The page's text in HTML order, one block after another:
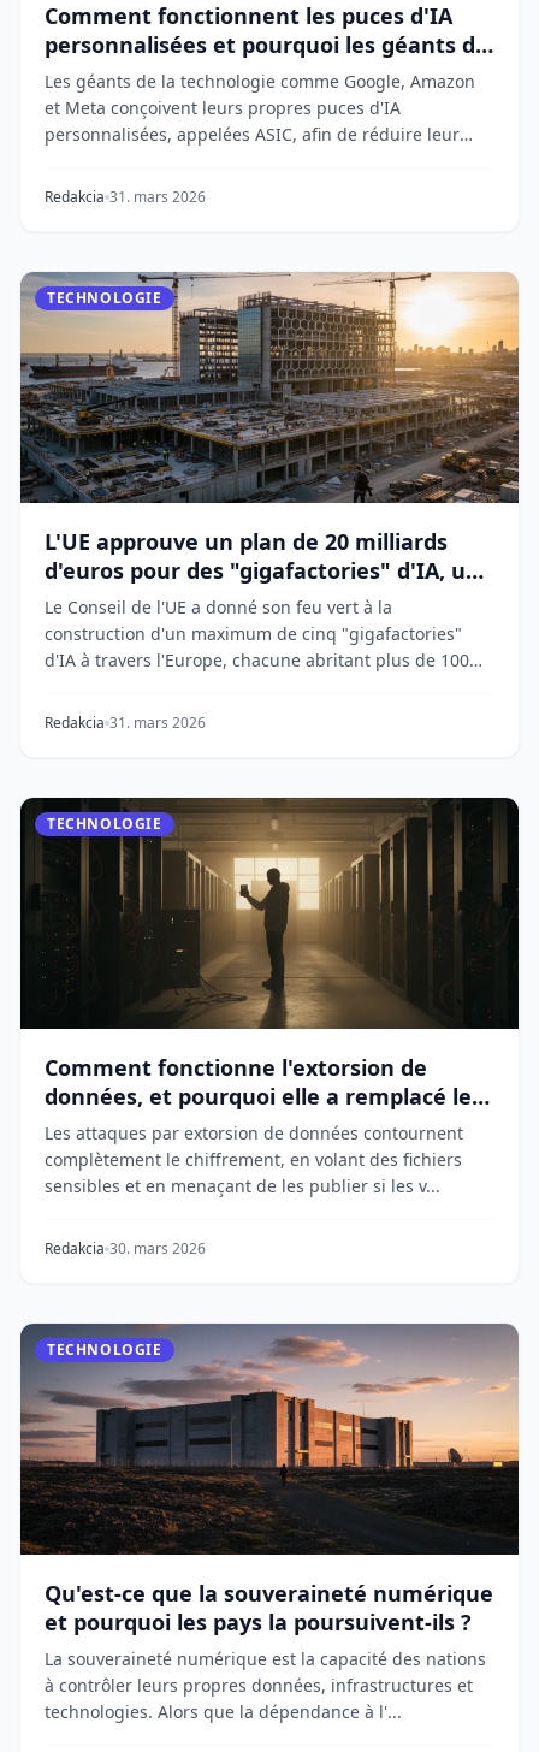
Comment fonctionnent les puces d'IA
personnalisées et pourquoi les géants de
la tech les construisent
Les géants de la technologie comme Google, Amazon
et Meta conçoivent leurs propres puces d'IA
personnalisées, appelées ASIC, afin de réduire leur
Redakcia 31. mars 2026
TECHNOLOGIE
L'UE approuve un plan de 20 milliards
d'euros pour des "gigafactories" d'IA, un
enjeu de souveraineté numérique
Le Conseil de l'UE a donné son feu vert à la
construction d'un maximum de cinq "gigafactories"
d'IA à travers l'Europe, chacune abritant plus de 100
Redakcia 31. mars 2026
TECHNOLOGIE
Comment fonctionne l'extorsion de
données, et pourquoi elle a remplacé les
rançongiciels
Les attaques par extorsion de données contournent
complètement le chiffrement, en volant des fichiers
sensibles et en menaçant de les publier si les v...
Redakcia 30. mars 2026
TECHNOLOGIE
Qu'est-ce que la souveraineté numérique
et pourquoi les pays la poursuivent-ils ?
La souveraineté numérique est la capacité des nations
à contrôler leurs propres données, infrastructures et
technologies. Alors que la dépendance à l'...